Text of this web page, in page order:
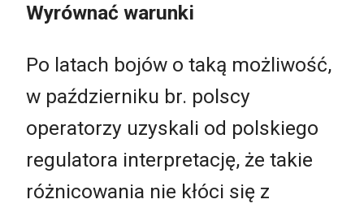
Wyrównać warunki
Po latach bojów o taką możliwość,
w październiku br. polscy
operatorzy uzyskali od polskiego
regulatora interpretację, że takie
różnicowania nie kłóci się z